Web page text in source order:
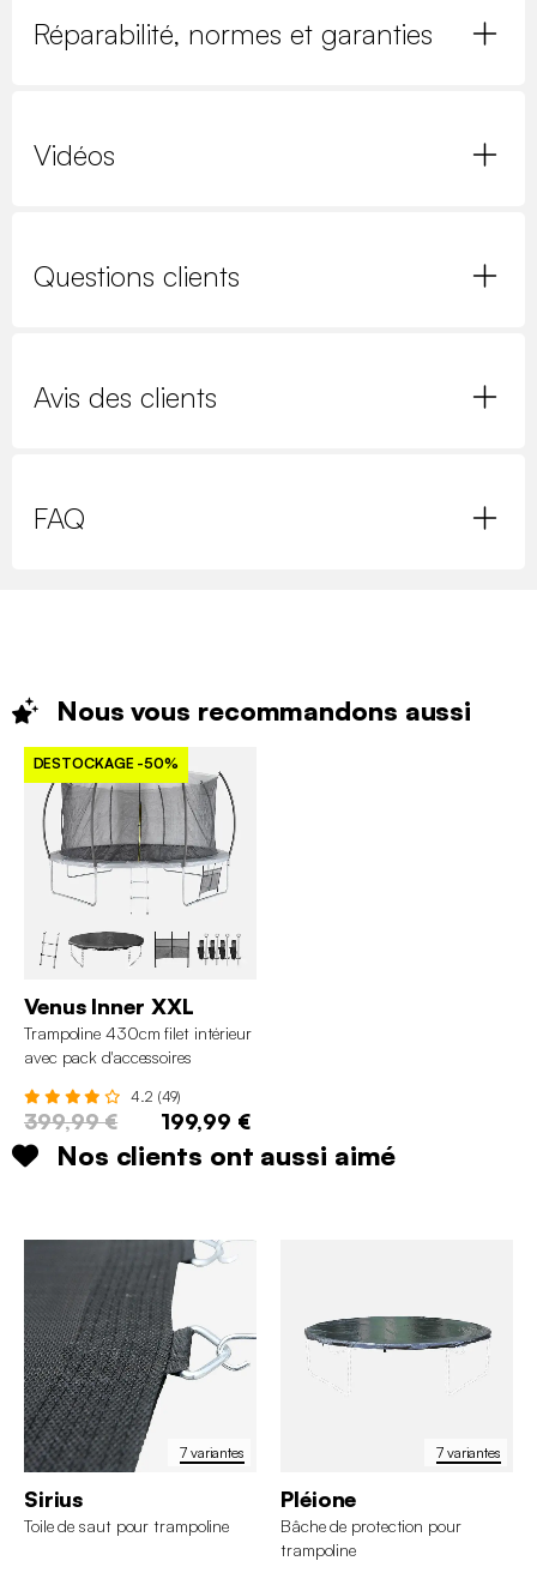
Réparabilité, normes et garanties
Vidéos
Questions clients
Avis des clients
FAQ
Nous vous recommandons aussi
DESTOCKAGE -50%
Venus Inner XXL
Trampoline 430cm filet intérieur
avec pack d'accessoires
4.2 (49)
399,99 € 199,99 €
Nos clients ont aussi aimé
7 variantes
Sirius
Toile de saut pour trampoline
7 variantes
Pléione
Bâche de protection pour
trampoline